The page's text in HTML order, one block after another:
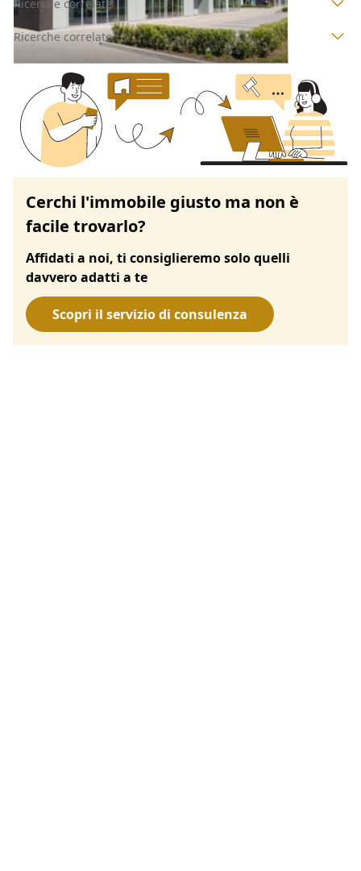
Ricerche correlate
Ricerche correlate
Cerchi l'immobile giusto ma non è
facile trovarlo?
Affidati a noi, ti consiglieremo solo quelli
davvero adatti a te
Scopri il servizio di consulenza